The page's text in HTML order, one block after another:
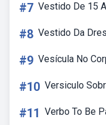
#7 Vestido De 15
#8 Vestido Da
#9 Vesícula No
#10 Versiculo
#11 Verbo To Be